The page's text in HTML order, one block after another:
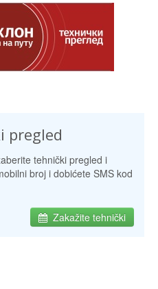
pregled
tehnički pregled i
broj i dobićete SMS kod
Zakažite tehnički